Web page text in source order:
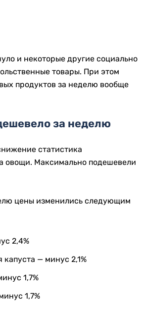
и некоторые другие социально
товары. При этом
продуктов за неделю вообще
за неделю
статистика
овощи. Максимально подешевели
цены изменились следующим
2,4%
капуста — минус 2,1%
1,7%
1,7%